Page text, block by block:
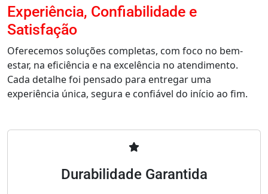
Experiência, Confiabilidade e
Satisfação
Oferecemos soluções completas, com foco no bem-
estar, na eficiência e na excelência no atendimento.
Cada detalhe foi pensado para entregar uma
experiência única, segura e confiável do início ao fim.
Durabilidade Garantida